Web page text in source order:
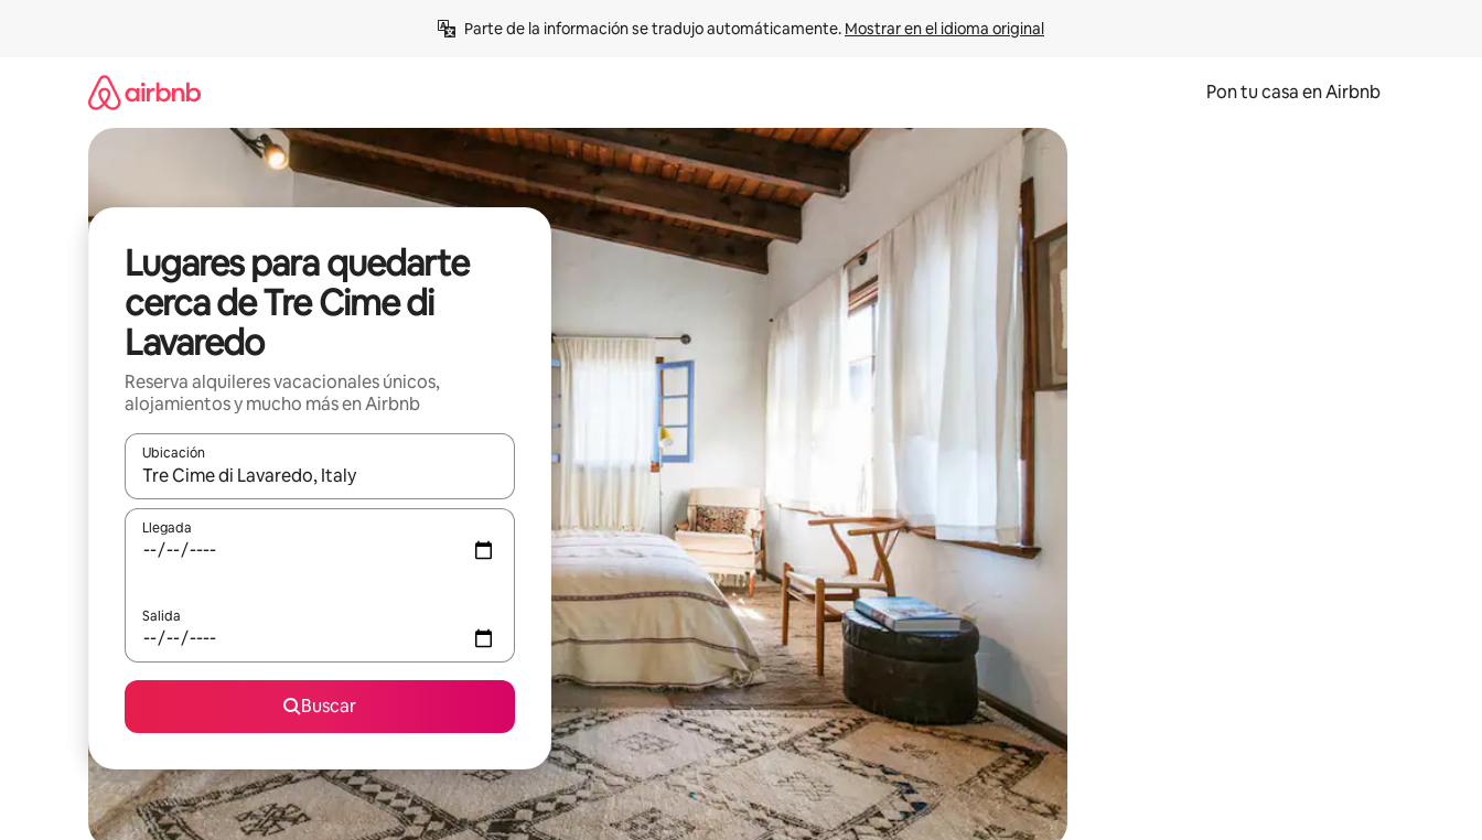
Parte de la información se tradujo automáticamente. Mostrar en el idioma original
Pon tu casa en Airbnb
Lugares para quedarte
cerca de Tre Cime di
Lavaredo
Reserva alquileres vacacionales únicos,
alojamientos y mucho más en Airbnb
Ubicación
Cuando los resultados estén disponibles, navega con las teclas de flecha hacia arriba y hacia abajo o explora con el tacto o desliza el dedo.
Llegada
Salida
Buscar